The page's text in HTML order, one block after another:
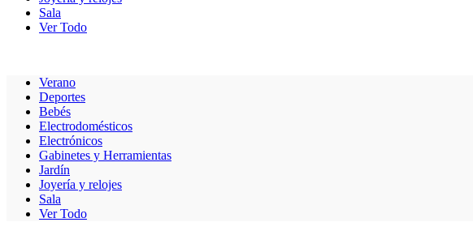
Sala
Ver Todo
Verano
Deportes
Bebés
Electrodomésticos
Electrónicos
Gabinetes y Herramientas
Jardín
Joyería y relojes
Sala
Ver Todo